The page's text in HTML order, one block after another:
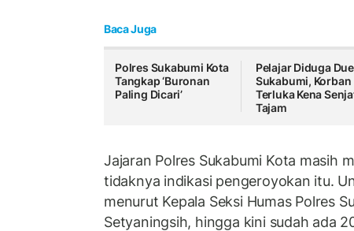
Baca Juga
Polres Sukabumi Kota
Tangkap ‘Buronan
Paling Dicari’
Pelajar Diduga
Sukabumi, Korban
Terluka Kena
Tajam
Jajaran Polres Sukabumi Kota masih
tidaknya indikasi pengeroyokan itu.
menurut Kepala Seksi Humas Polres
Setyaningsih, hingga kini sudah ada